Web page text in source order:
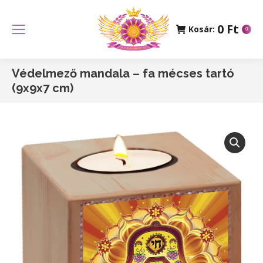
Kosár: 0 Ft 0
Védelmező mandala – fa mécses tartó
(9x9x7 cm)